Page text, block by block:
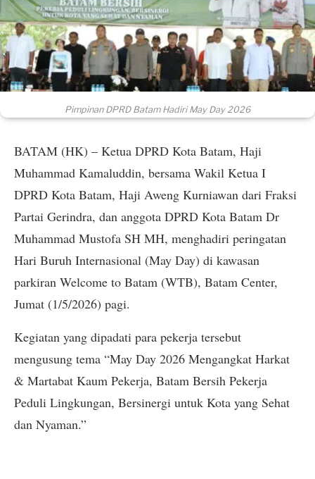
Pimpinan DPRD Batam Hadiri May Day 2026
BATAM (HK) – Ketua DPRD Kota Batam, Haji
Muhammad Kamaluddin, bersama Wakil Ketua I
DPRD Kota Batam, Haji Aweng Kurniawan dari Fraksi
Partai Gerindra, dan anggota DPRD Kota Batam Dr
Muhammad Mustofa SH MH, menghadiri peringatan
Hari Buruh Internasional (May Day) di kawasan
parkiran Welcome to Batam (WTB), Batam Center,
Jumat (1/5/2026) pagi.
Kegiatan yang dipadati para pekerja tersebut
mengusung tema “May Day 2026 Mengangkat Harkat
& Martabat Kaum Pekerja, Batam Bersih Pekerja
Peduli Lingkungan, Bersinergi untuk Kota yang Sehat
dan Nyaman.”